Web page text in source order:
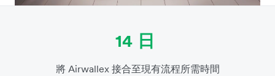
14 日
將 Airwallex 接合至現有流程所需時間